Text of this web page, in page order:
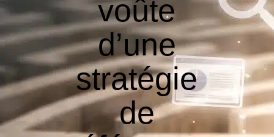
voûte
d’une
stratégie
de